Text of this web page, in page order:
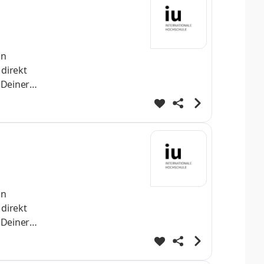
direkt
Dein
direkt